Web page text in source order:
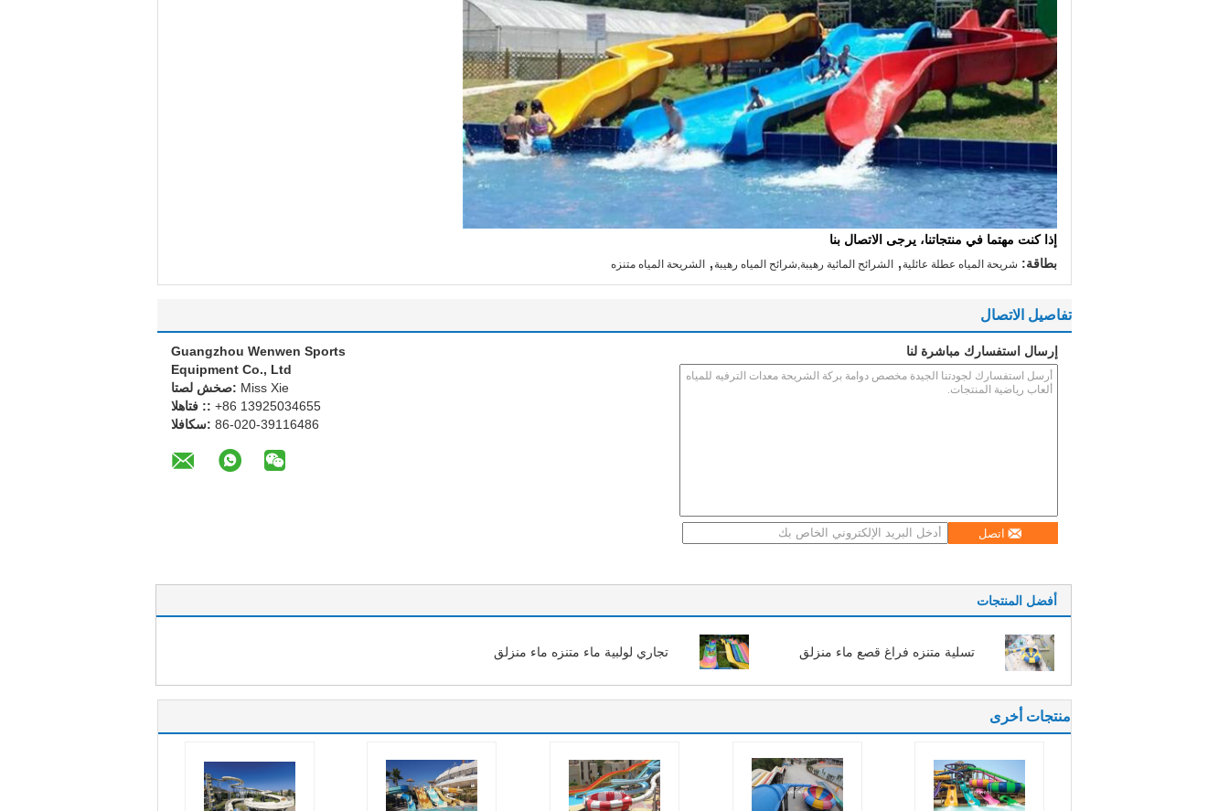
إذا كنت مهتما في منتجاتنا، يرجى الاتصال بنا
بطاقة: شريحة المياه عطلة عائلية الشرائح المائية رهيبة,شرائح المياه رهيبة الشريحة المياه متنزه
تفاصيل الاتصال
Guangzhou Wenwen Sports
Equipment Co., Ltd
اتصل شخص: Miss Xie
الهاتف :: +86 13925034655
الفاكس: 86-020-39116486
إرسال استفسارك مباشرة لنا
اتصل
أفضل المنتجات
تسلية متنزه فراغ قصع ماء منزلق تجاري لولبية ماء متنزه ماء منزلق
منتجات أخرى